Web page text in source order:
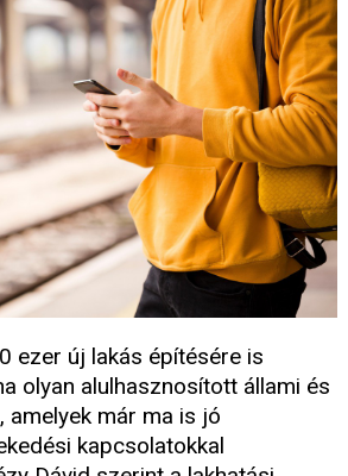
ezer új lakás építésére is
olyan alulhasznosított állami és
amelyek már ma is jó
kapcsolatokkal